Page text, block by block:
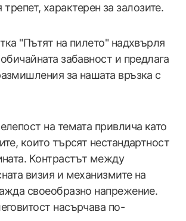
трепет, характерен за залозите.
"Пътят на пилето" надхвърля
забавност и предлага
за нашата връзка с
на темата привлича като
които търсят нестандартност
Контрастът между
визия и механизмите на
своеобразно напрежение.
насърчава по-